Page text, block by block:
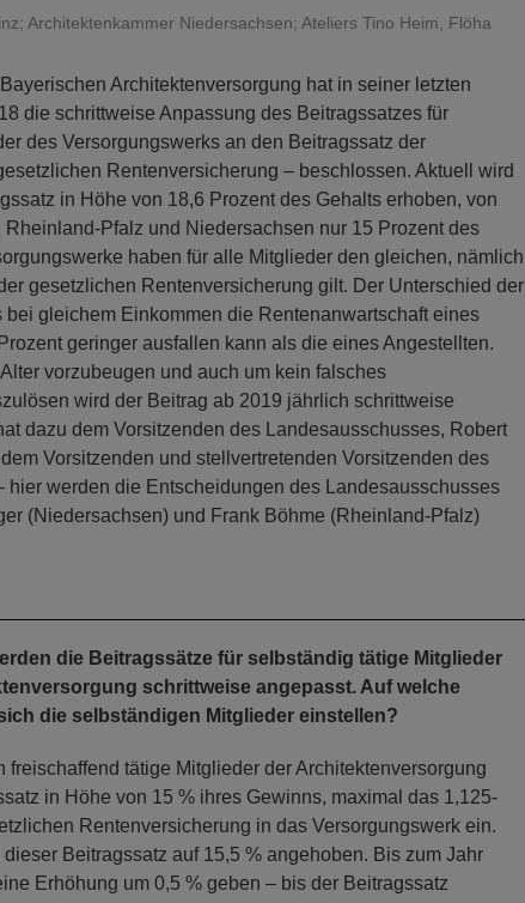
Architektenkammer Niedersachsen; Ateliers Tino Heim, Flöha
Architektenversorgung hat in seiner letzten
die schrittweise Anpassung des Beitragssatzes für
des Versorgungswerks an den Beitragssatz der
Rentenversicherung – beschlossen. Aktuell wird
in Höhe von 18,6 Prozent des Gehalts erhoben, von
Pfalz und Niedersachsen nur 15 Prozent des
haben für alle Mitglieder den gleichen, nämlich
gesetzlichen Rentenversicherung gilt. Der Unterschied der
bei gleichem Einkommen die Rentenanwartschaft eines
geringer ausfallen kann als die eines Angestellten.
vorzubeugen und auch um kein falsches
wird der Beitrag ab 2019 jährlich schrittweise
dazu dem Vorsitzenden des Landesausschusses, Robert
Vorsitzenden und stellvertretenden Vorsitzenden des
hier werden die Entscheidungen des Landesausschusses
(Niedersachsen) und Frank Böhme (Rheinland-Pfalz)
die Beitragssätze für selbständig tätige Mitglieder
schrittweise angepasst. Auf welche
die selbständigen Mitglieder einstellen?
freischaffend tätige Mitglieder der Architektenversorgung
in Höhe von 15 % ihres Gewinns, maximal das 1,125-
Rentenversicherung in das Versorgungswerk ein.
Beitragssatz auf 15,5 % angehoben. Bis zum Jahr
Erhöhung um 0,5 % geben – bis der Beitragssatz